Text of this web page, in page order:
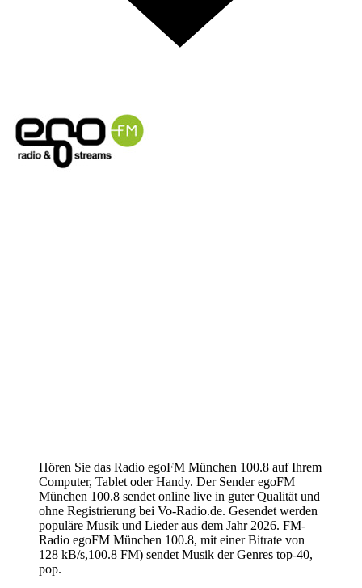
Hören Sie das Radio egoFM München 100.8 auf Ihrem
Computer, Tablet oder Handy. Der Sender egoFM
München 100.8 sendet online live in guter Qualität und
ohne Registrierung bei Vo-Radio.de. Gesendet werden
populäre Musik und Lieder aus dem Jahr 2026. FM-
Radio egoFM München 100.8, mit einer Bitrate von
128 kB/s,100.8 FM) sendet Musik der Genres top-40,
pop.